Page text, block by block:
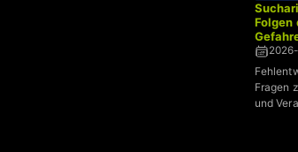
Folgen
Fragen
und